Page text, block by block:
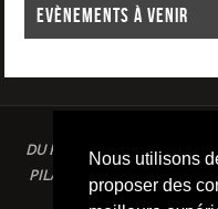
Nous utilisons
proposer des
EVÈNEMENTS À VENIR
DU PLAISIR DANS LE SPORT
PILATES / STRETCHING /
TRAILS / YOGA/